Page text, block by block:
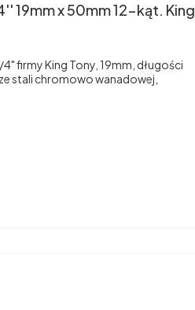
19mm x 50mm 12-kąt. King
firmy King Tony, 19mm, długości
stali chromowo wanadowej,